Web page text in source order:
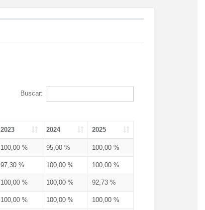
Buscar:
2023 2024 2025
100,00 % 95,00 % 100,00 %
97,30 % 100,00 % 100,00 %
100,00 % 100,00 % 92,73 %
100,00 % 100,00 % 100,00 %